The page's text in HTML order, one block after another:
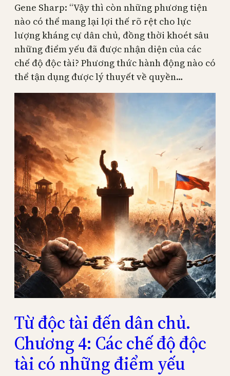
Gene Sharp: “Vậy thì còn những phương tiện
nào có thể mang lại lợi thế rõ rệt cho lực
lượng kháng cự dân chủ, đồng thời khoét sâu
những điểm yếu đã được nhận diện của các
chế độ độc tài? Phương thức hành động nào có
thể tận dụng được lý thuyết về quyền…
Từ độc tài đến dân chủ.
Chương 4: Các chế độ độc
tài có những điểm yếu